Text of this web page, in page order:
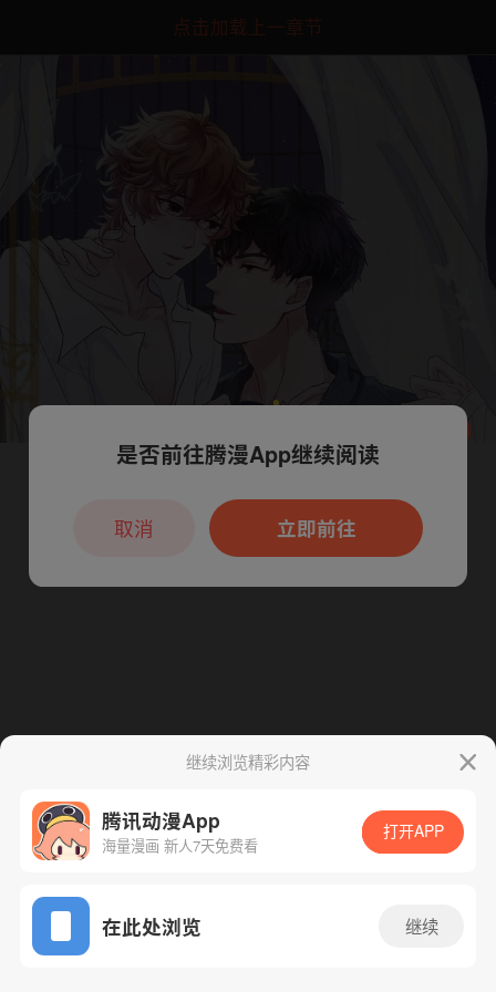
点击加载上一章节
App免费看
腾漫App免费看
继续浏览精彩内容
腾讯动漫App
海量漫画 新人7天免费看
打开APP
在此处浏览 继续
本章节仅支持App阅读，可打开App新用
户7天免费看
是否前往腾漫App继续阅读
立即前往
取消